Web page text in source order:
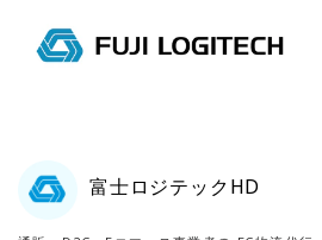
富士ロジテックHD